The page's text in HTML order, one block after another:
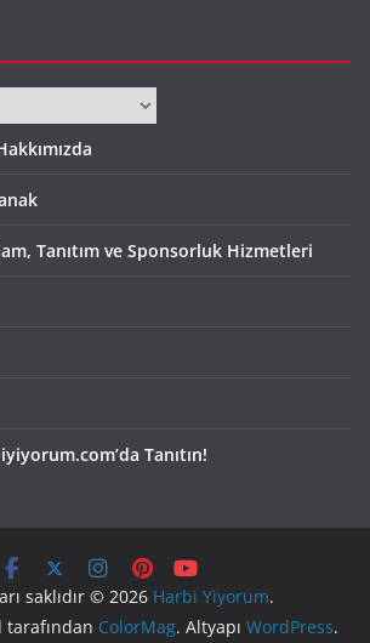
Tanıtım ve Sponsorluk Hizmetleri
Tanıtın!
saklıdır © 2026 Harbi Yiyorum.
tarafından ColorMag. Altyapı WordPress.